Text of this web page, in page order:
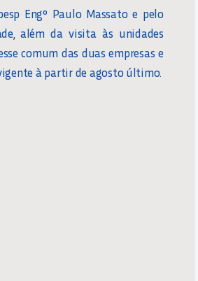
Engº Paulo Massato e pelo
além da visita às unidades
comum das duas empresas e
à partir de agosto último.